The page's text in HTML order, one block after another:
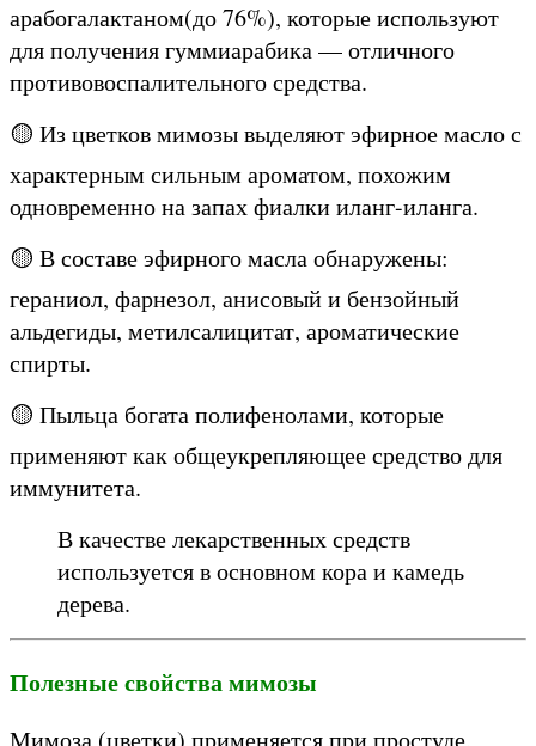
арабогалактаном(до 76%), которые используют
для получения гуммиарабика — отличного
противовоспалительного средства.
🟡 Из цветков мимозы выделяют эфирное масло с
характерным сильным ароматом, похожим
одновременно на запах фиалки иланг-иланга.
🟡 В составе эфирного масла обнаружены:
гераниол, фарнезол, анисовый и бензойный
альдегиды, метилсалицитат, ароматические
спирты.
🟡 Пыльца богата полифенолами, которые
применяют как общеукрепляющее средство для
иммунитета.
В качестве лекарственных средств
используется в основном кора и камедь
дерева.
Полезные свойства мимозы
Мимоза (цветки) применяется при простуде,